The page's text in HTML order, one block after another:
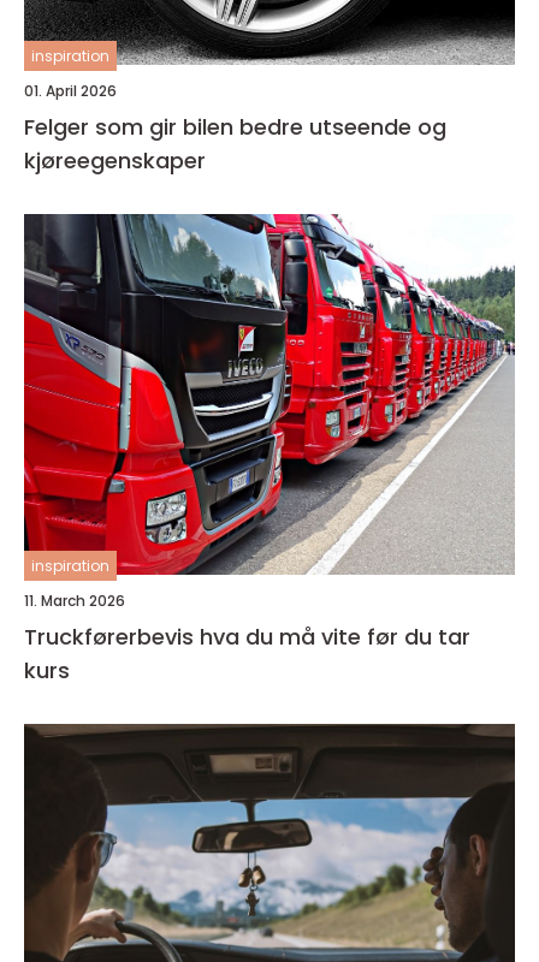
inspiration
01. April 2026
Felger som gir bilen bedre utseende og
kjøreegenskaper
inspiration
11. March 2026
Truckførerbevis hva du må vite før du tar
kurs